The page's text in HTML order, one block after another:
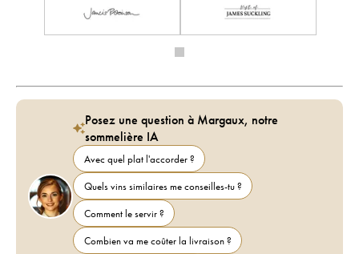
Posez une question à Margaux, notre
sommelière IA
Avec quel plat l'accorder ?
Quels vins similaires me conseilles-tu ?
Comment le servir ?
Combien va me coûter la livraison ?